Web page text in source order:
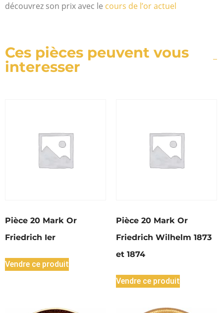
découvrez son prix avec le cours de l’or actuel
Ces pièces peuvent vous
interesser
Pièce 20 Mark Or
Friedrich Ier
Vendre ce produit
Pièce 20 Mark Or
Friedrich Wilhelm 1873
et 1874
Vendre ce produit